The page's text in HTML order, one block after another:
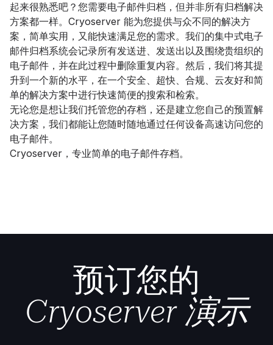
起来很熟悉吧？您需要电子邮件归档，但并非所有归档解决
方案都一样。Cryoserver 能为您提供与众不同的解决方
案，简单实用，又能快速满足您的需求。我们的集中式电子
邮件归档系统会记录所有发送进、发送出以及围绕贵组织的
电子邮件，并在此过程中删除重复内容。然后，我们将其提
升到一个新的水平，在一个安全、超快、合规、云友好和简
单的解决方案中进行快速简便的搜索和检索。
无论您是想让我们托管您的存档，还是建立您自己的预置解
决方案，我们都能让您随时随地通过任何设备高速访问您的
电子邮件。
Cryoserver，专业简单的电子邮件存档。
预订您的
Cryoserver 演示